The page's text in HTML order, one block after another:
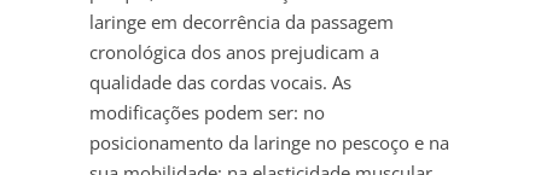
laringe em decorrência da passagem
cronológica dos anos prejudicam a
qualidade das cordas vocais. As
modificações podem ser: no
posicionamento da laringe no pescoço e na